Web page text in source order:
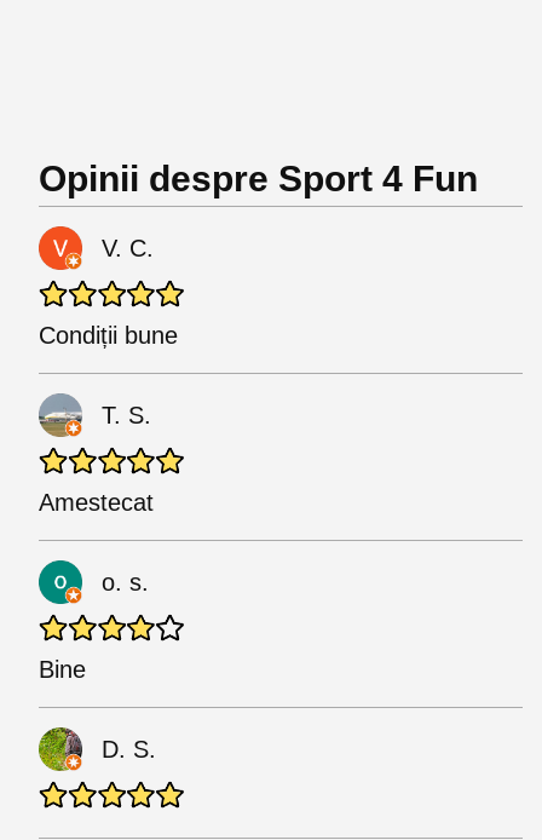
Opinii despre Sport 4 Fun
V. C.
Condiții bune
T. S.
Amestecat
o. s.
Bine
D. S.